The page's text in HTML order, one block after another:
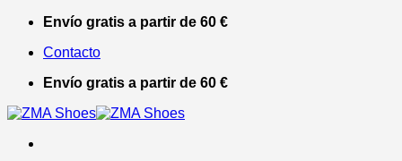
Saltar
contenido
Envío gratis a partir de 60 €
Contacto
Envío gratis a partir de 60 €